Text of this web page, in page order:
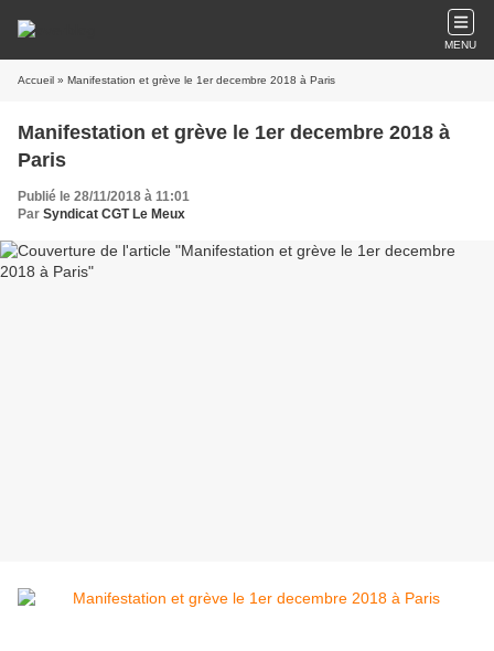
MENU
Accueil » Manifestation et grève le 1er decembre 2018 à Paris
Manifestation et grève le 1er decembre 2018 à
Paris
Publié le 28/11/2018 à 11:01
Par Syndicat CGT Le Meux